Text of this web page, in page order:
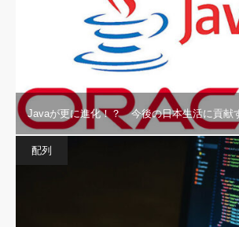
Javaが更に進化！？ 今後の日本生活に貢献
配列